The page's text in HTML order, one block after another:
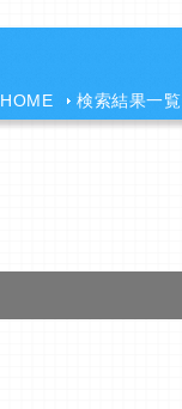
HOME 検索結果一覧